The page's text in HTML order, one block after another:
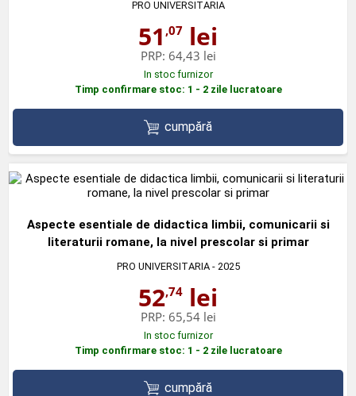
PRO UNIVERSITARIA
51 ,07 lei
PRP: 64,43 lei
In stoc furnizor
Timp confirmare stoc: 1 - 2 zile lucratoare
cumpără
Aspecte esentiale de didactica limbii, comunicarii si
literaturii romane, la nivel prescolar si primar
PRO UNIVERSITARIA- 2025
52,74 lei
PRP: 65,54 lei
In stoc furnizor
Timp confirmare stoc: 1 - 2 zile lucratoare
cumpără